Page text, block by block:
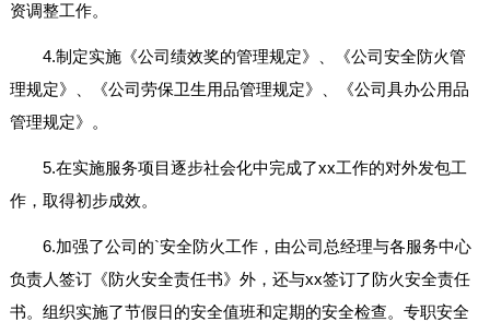
资调整工作。
4.制定实施《公司绩效奖的管理规定》、《公司安全防火管
理规定》、《公司劳保卫生用品管理规定》、《公司具办公用品
管理规定》。
5.在实施服务项目逐步社会化中完成了xx工作的对外发包工
作，取得初步成效。
6.加强了公司的`安全防火工作，由公司总经理与各服务中心
负责人签订《防火安全责任书》外，还与xx签订了防火安全责任
书。组织实施了节假日的安全值班和定期的安全检查。专职安全